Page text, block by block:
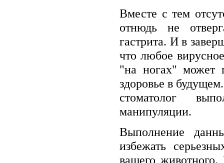
Вместе с тем
отнюдь не
гастрита. И в
что любое
"на ногах" может
здоровье в
стоматолог
манипуляции.
Выполнение
избежать
вашего